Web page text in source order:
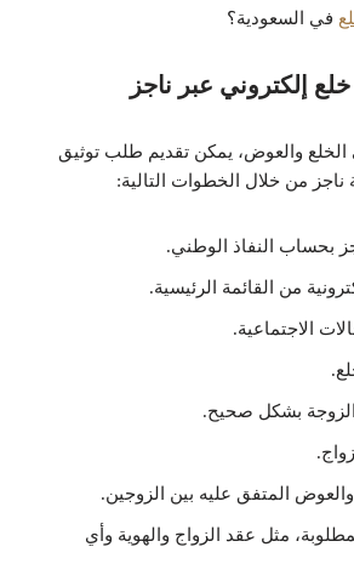
في السعودية؟
إلكتروني عبر ناجز
الخلع والعوض، يمكن تقديم طلب توثيق
ناجز من خلال الخطوات التالية:
بحساب النفاذ الوطني.
من القائمة الرئيسية.
الاجتماعية.
بشكل صحيح.
المتفق عليه بين الزوجين.
مثل عقد الزواج والهوية وأي